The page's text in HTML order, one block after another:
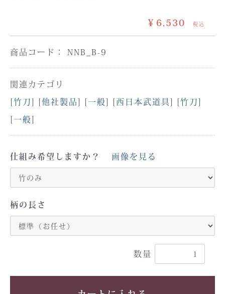
￥6,530 税込
商品コード： NNB_B-9
関連カテゴリ
[竹刀] [他社製品] [一般] [西日本武道具] [竹刀]
[一般]
仕組み希望しますか？ 画像を見る
柄の長さ
数量